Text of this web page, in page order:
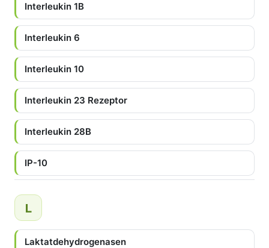
Interleukin 1B
Interleukin 6
Interleukin 10
Interleukin 23 Rezeptor
Interleukin 28B
IP-10
L
Laktatdehydrogenasen